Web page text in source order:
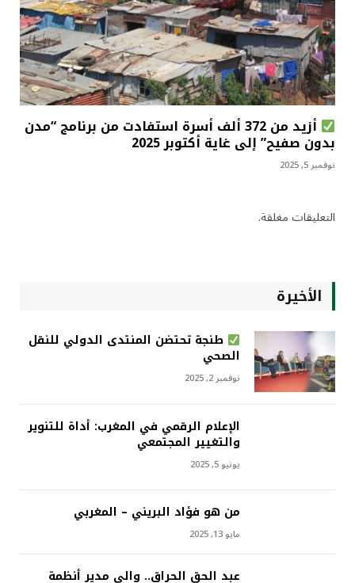
أزيد من 372 ألف أسرة استفادت من برنامج “مدن
بدون صفيح” إلى غاية أكتوبر 2025
نوفمبر 5, 2025
التعليقات مغلقة.
الأخيرة
طنجة تحتضن المنتدى الدولي للنقل
الصحي
نوفمبر 2, 2025
الإعلام الرقمي في المغرب: أداة للتنوير
والتغيير المجتمعي
يونيو 5, 2025
من هو فؤاد البريني – المغربي
مايو 13, 2025
عبد الحق الحراق.. والي مدير أنظمة